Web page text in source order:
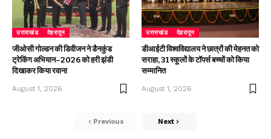
उत्तराखंड देहरादून
जीओसी गोल्डन की डिवीजन ने डैनकुंड
ट्रेकिंग अभियान–2026 को हरी झंडी
दिखाकर किया रवाना
August 1, 2026
उत्तराखंड देहरादून
डीआईटी विश्वविद्यालय ने छात्रों की मेहनत को
सराहा, 31 स्कूलों के टॉपर्स बच्चों को किया
सम्मानित
August 1, 2026
Previous Next